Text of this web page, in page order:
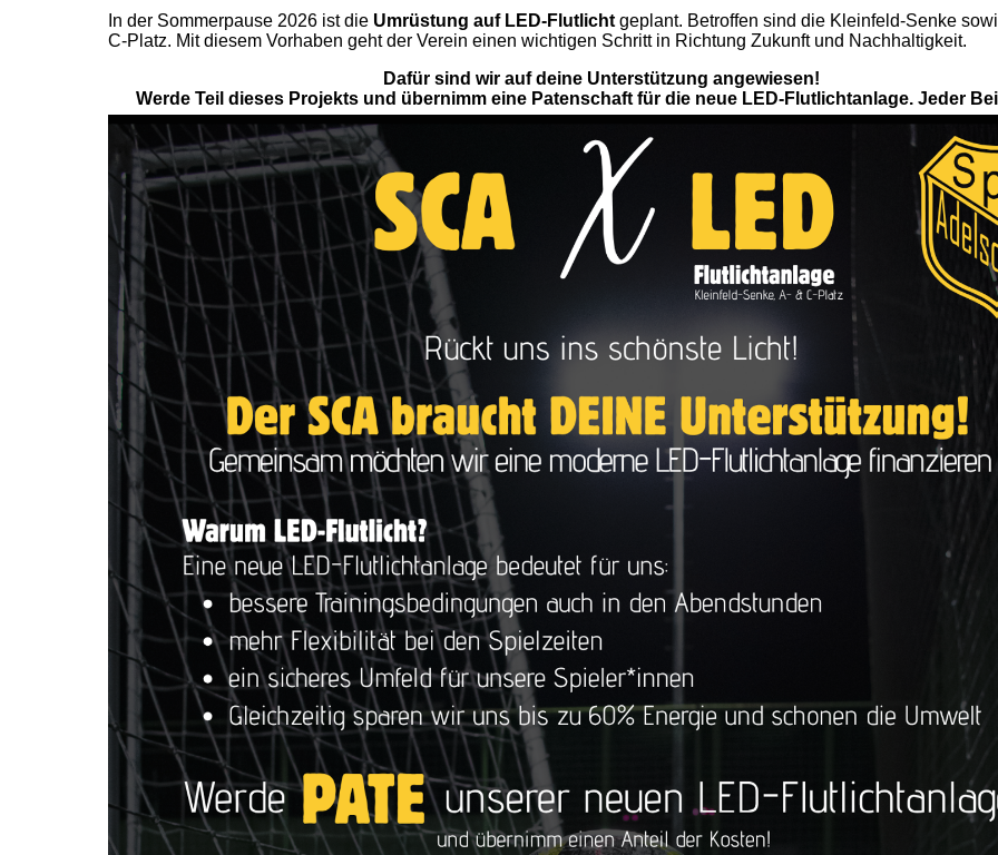
In der Sommerpause 2026 ist die Umrüstung auf LED-Flutlicht geplant. Betroffen sind die Kleinfeld-Senke
C-Platz. Mit diesem Vorhaben geht der Verein einen wichtigen Schritt in Richtung Zukunft und Nachhaltigkeit.
Dafür sind wir auf deine Unterstützung angewiesen!
Werde Teil dieses Projekts und übernimm eine Patenschaft für die neue LED-Flutlichtanlage. Jeder